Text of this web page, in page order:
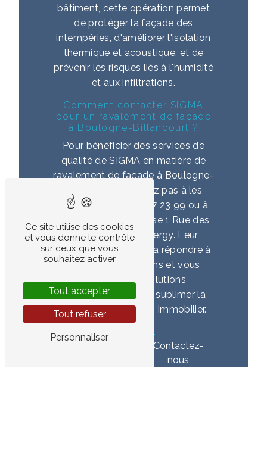
bâtiment, cette opération permet
de protéger la façade des
intempéries, d'améliorer l'isolation
thermique et acoustique, et de
prévenir les risques liés à l'humidité
et aux infiltrations.
Comment contacter SIGMA
pour un ravalement de façade
à Boulogne-Billancourt ?
Pour bénéficier des services de
qualité de SIGMA en matière de
ravalement de façade à Boulogne-
Billancourt, n'hésitez pas à les
contacter au 01 30 17 23 99 ou à
vous rendre à l'adresse 1 Rue des
Cyclades 95000 Cergy. Leur
équipe d'experts saura répondre à
toutes vos questions et vous
proposer des solutions
personnalisées pour sublimer la
façade de votre bien immobilier.
Contactez-
nous
Ce site utilise des cookies
et vous donne le contrôle
sur ceux que vous
souhaitez activer
Tout accepter
Tout refuser
Personnaliser